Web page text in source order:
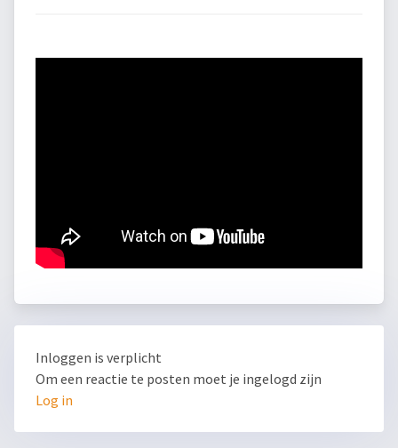
Inloggen is verplicht
Om een reactie te posten moet je ingelogd zijn
Log in